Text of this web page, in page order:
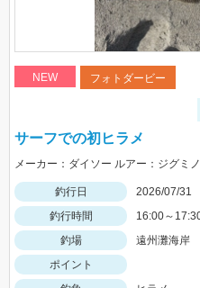
NEW フォトダービー
サーフでの初ヒラメ
メーカー：ダイソー ルアー：ジグミ
釣行日
2026/07/31
釣行時間
16:00～
釣場
遠州灘海岸
ポイント